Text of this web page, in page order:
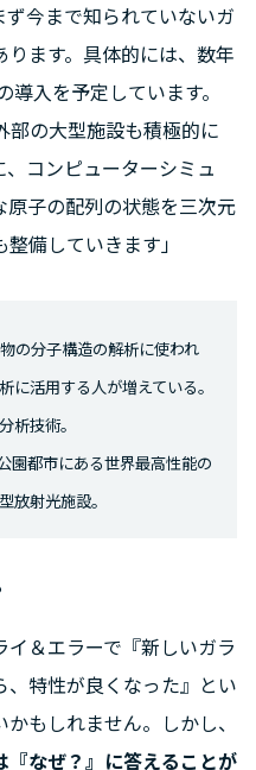
今まで知られていないガ
ます。具体的には、数年
入を予定しています。
の大型施設も積極的に
コンピューターシミュ
原子の配列の状態を三次元
備していきます」
の分子構造の解析に使われ
に活用する人が増えている。
析技術。
都市にある世界最高性能の
放射光施設。
イ＆エラーで『新しいガラ
特性が良くなった』とい
もしれません。しかし、
『なぜ？』に答えることが